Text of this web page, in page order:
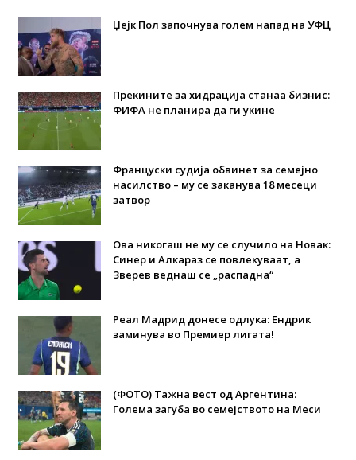
Џејк Пол започнува голем напад на УФЦ
Прекините за хидрација станаа бизнис:
ФИФА не планира да ги укине
Француски судија обвинет за семејно
насилство – му се заканува 18 месеци
затвор
Ова никогаш не му се случило на Новак:
Синер и Алкараз се повлекуваат, а
Зверев веднаш се „распадна“
Реал Мадрид донесе одлука: Eндрик
заминува во Премиер лигата!
(ФОТО) Тажна вест од Аргентина:
Голема загуба во семејството на Меси